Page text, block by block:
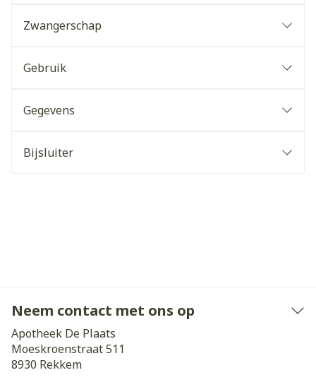
Zwangerschap
Gebruik
Gegevens
Bijsluiter
Neem contact met ons op
Apotheek De Plaats
Moeskroenstraat 511
8930 Rekkem